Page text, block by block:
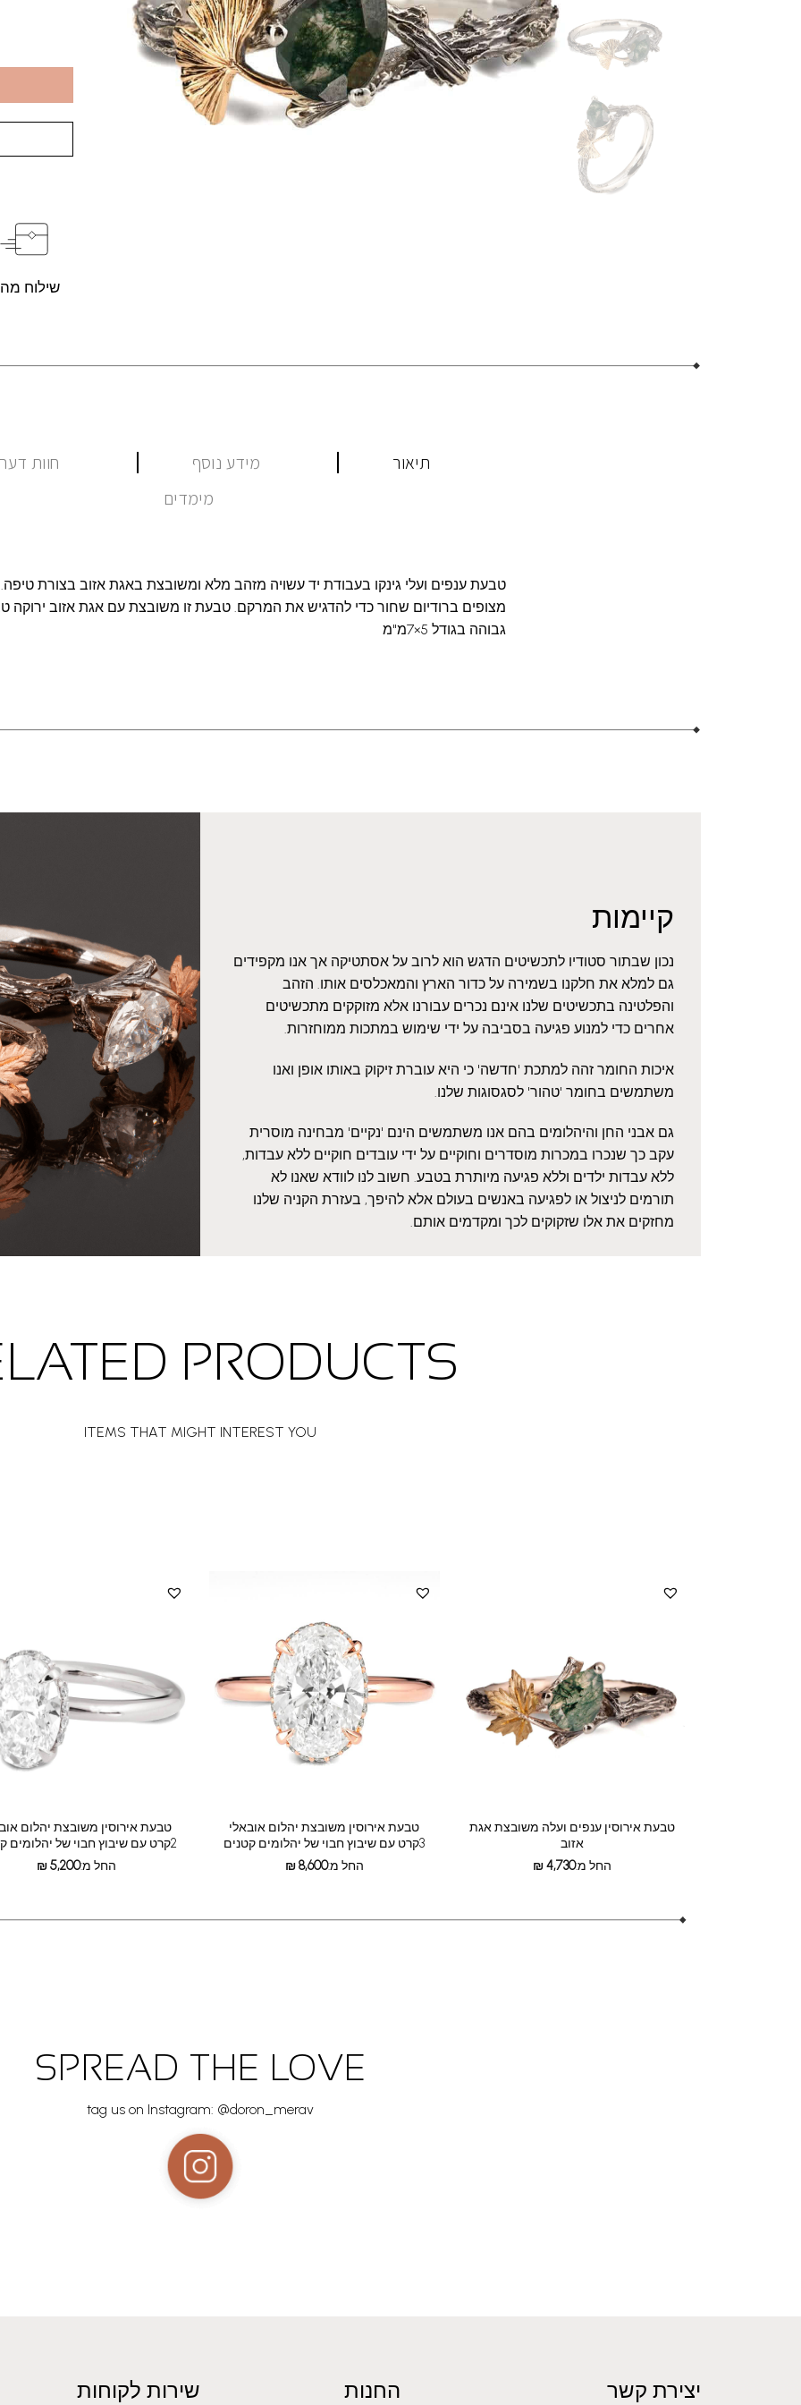
שילוח
תיאור מידע נוסף
חוות דעת
מימדים
טבעת ענפים ועלי גינקו בעבודת יד עשויה מזהב מלא ומשובצת באגת אזוב בצורת
מצופים ברודיום שחור כדי להדגיש את המרקם. טבעת זו משובצת עם אגת אזוב ירוקה
גבוהה בגודל 5×7מ"מ
קיימות
נכון שבתור סטודיו לתכשיטים הדגש הוא לרוב על אסתטיקה אך אנו מקפידים
גם למלא את חלקנו בשמירה על כדור הארץ והמאכלסים אותו. הזהב
והפלטינה בתכשיטים שלנו אינם נכרים עבורנו אלא מזוקקים מתכשיטים
אחרים כדי למנוע פגיעה בסביבה על ידי שימוש במתכות ממוחזרות.
איכות החומר זהה למתכת 'חדשה' כי היא עוברת זיקוק באותו אופן ואנו
משתמשים בחומר 'טהור' לסגסוגות שלנו.
גם אבני החן והיהלומים בהם אנו משתמשים הינם 'נקיים' מבחינה מוסרית
עקב כך שנכרו במכרות מוסדרים וחוקיים על ידי עובדים חוקיים ללא עבדות,
ללא עבדות ילדים וללא פגיעה מיותרת בטבע. חשוב לנו לוודא שאנו לא
תורמים לניצול או לפגיעה באנשים בעולם אלא להיפך, בעזרת הקניה שלנו
מחזקים את אלו שזקוקים לכך ומקדמים אותם.
PRODUCTS
ITEMS THAT MIGHT INTEREST YOU
טבעת אירוסין ענפים ועלה משובצת אגת
אזוב
החל מ:
₪4,730
טבעת אירוסין משובצת יהלום אובאלי
3קרט עם שיבוץ חבוי של יהלומים קטנים
החל מ:
₪8,600
טבעת אירוסין משובצת יהלום
2קרט עם שיבוץ חבוי של יהלומים קטנים
החל מ:
₪5,200
SPREAD THE LOVE
tag us on Instagram: @doron_merav
יצירת קשר החנות שירות לקוחות